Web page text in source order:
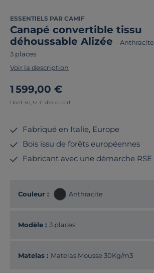
ESSENTIELS PAR CAMIF
Canapé convertible tissu
déhoussable Alizée - Anthracite
3 places
Voir la description
1 599,00 €
Dont 30,32 € d'éco-part
Fabriqué en Italie, Europe
Bois issu de forêts européennes
Fabricant avec une démarche RSE
Couleur : Anthracite
Modèle : 3 places
Matelas : Matelas Mousse 30Kg/m3